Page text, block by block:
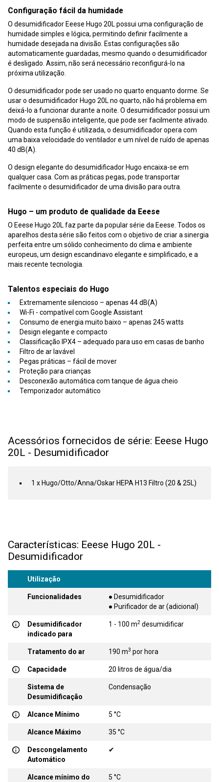
Configuração fácil da humidade
O desumidificador Eeese Hugo 20L possui uma configuração de
humidade simples e lógica, permitindo definir facilmente a
humidade desejada na divisão. Estas configurações são
automaticamente guardadas, mesmo quando o desumidificador
é desligado. Assim, não será necessário reconfigurá-lo na
próxima utilização.
O desumidificador pode ser usado no quarto enquanto dorme. Se
usar o desumidificador Hugo 20L no quarto, não há problema em
deixá-lo a funcionar durante a noite. O desumidificador possui um
modo de suspensão inteligente, que pode ser facilmente ativado.
Quando esta função é utilizada, o desumidificador opera com
uma baixa velocidade do ventilador e um nível de ruído de apenas
40 dB(A).
O design elegante do desumidificador Hugo encaixa-se em
qualquer casa. Com as práticas pegas, pode transportar
facilmente o desumidificador de uma divisão para outra.
Hugo – um produto de qualidade da Eeese
O Eeese Hugo 20L faz parte da popular série da Eeese. Todos os
aparelhos desta série são feitos com o objetivo de criar a sinergia
perfeita entre um sólido conhecimento do clima e ambiente
europeus, um design escandinavo elegante e simplificado, e a
mais recente tecnologia.
Talentos especiais do Hugo
Extremamente silencioso – apenas 44 dB(A)
Wi-Fi - compatível com Google Assistant
Consumo de energia muito baixo – apenas 245 watts
Design elegante e compacto
Classificação IPX4 – adequado para uso em casas de banho
Filtro de ar lavável
Pegas práticas – fácil de mover
Proteção para crianças
Desconexão automática com tanque de água cheio
Temporizador automático
Acessórios fornecidos de série: Eeese Hugo
20L - Desumidificador
1 x Hugo/Otto/Anna/Oskar HEPA H13 Filtro (20 & 25L)
Características: Eeese Hugo 20L -
Desumidificador
Utilização
Funcionalidades
● Desumidificador
● Purificador de ar (adicional)
Desumidificador
indicado para
1 - 100 m2 desumidificar
Tratamento do ar 190 m3 por hora
Capacidade 20 litros de água/dia
Sistema de
Desumidificação
Condensação
Alcance Mínimo 5 °C
Alcance Máximo 35 °C
Descongelamento
Automático
✔
Alcance mínimo do
5 °C